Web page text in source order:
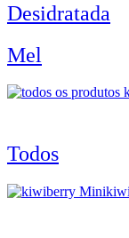
Desidratada
Mel
Todos